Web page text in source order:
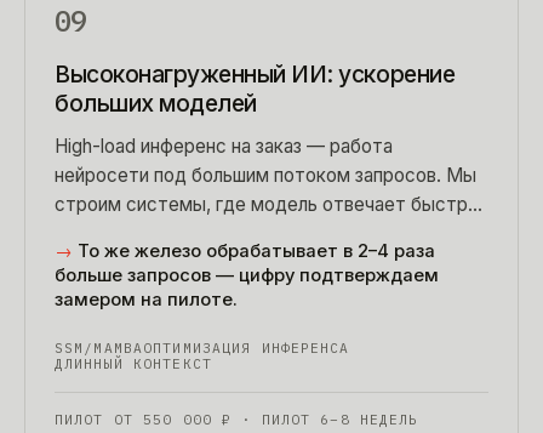
09
Высоконагруженный ИИ: ускорение
больших моделей
High-load инференс на заказ — работа
нейросети под большим потоком запросов. Мы
строим системы, где модель отвечает быстро
→ То же железо обрабатывает в 2–4 раза
больше запросов — цифру подтверждаем
замером на пилоте.
SSM/MAMBAОПТИМИЗАЦИЯ ИНФЕРЕНСА
ДЛИННЫЙ КОНТЕКСТ
ПИЛОТ ОТ 550 000 ₽ · ПИЛОТ 6–8 НЕДЕЛЬ